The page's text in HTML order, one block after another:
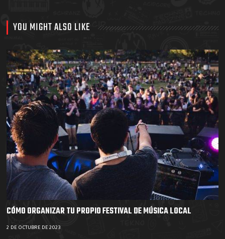
YOU MIGHT ALSO LIKE
CÓMO ORGANIZAR TU PROPIO FESTIVAL DE MÚSICA LOCAL
2 DE OCTUBRE DE 2023